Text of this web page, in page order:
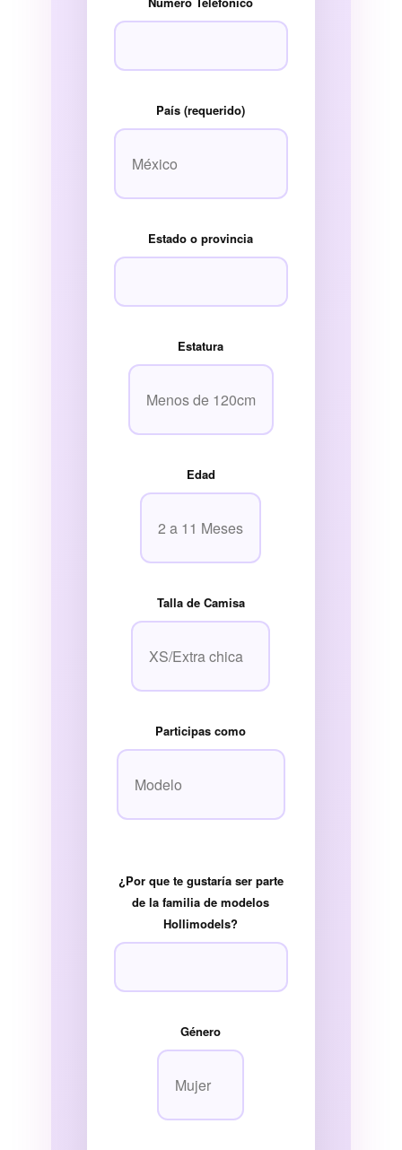
País (requerido)
Estado o provincia
Estatura
Edad
Talla de Camisa
Participas como
¿Por que te gustaría ser parte
de la familia de modelos
Hollimodels?
Género